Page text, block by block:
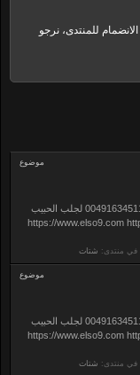
للمنتدى، نرجو
موضوع
الشيخ الروحاني جلب الحبيب و خلال ساعة 00491634511222 لجلب الحبيب
https://www.elso9.com
شتات
موضوع
الشيخ الروحاني جلب الحبيب و خلال ساعة 00491634511222 لجلب الحبيب
https://www.elso9.com
شتات